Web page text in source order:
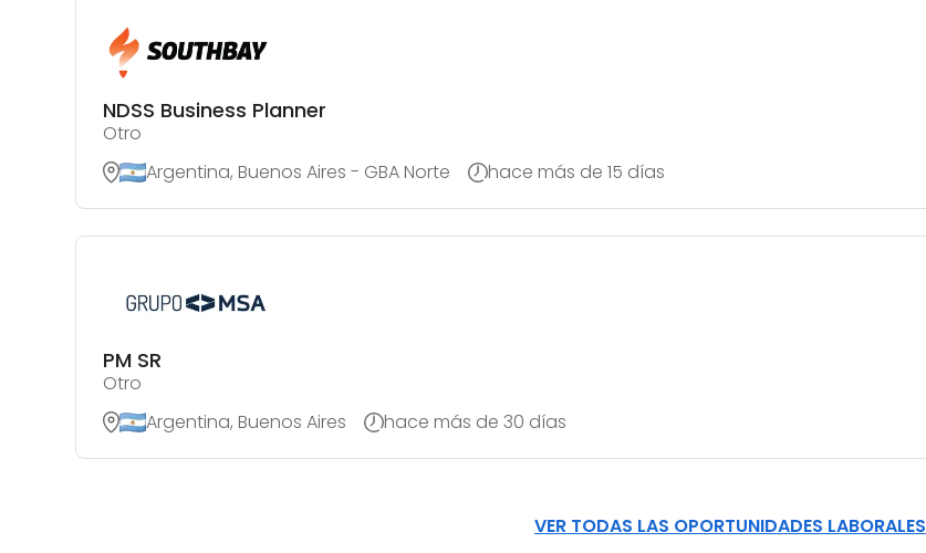
NDSS Business Planner
Otro
Argentina, Buenos Aires - GBA Norte
hace más de 15 días
PM SR
Otro
Argentina, Buenos Aires
hace más de 30 días
VER TODAS LAS OPORTUNIDADES LABORALES